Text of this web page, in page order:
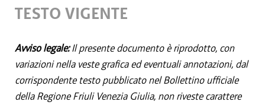
TESTO VIGENTE
Avviso legale:Il presente documento è riprodotto, con
variazioni nella veste grafica ed eventuali annotazioni, dal
corrispondente testo pubblicato nel Bollettino ufficiale
della Regione Friuli Venezia Giulia, non riveste carattere